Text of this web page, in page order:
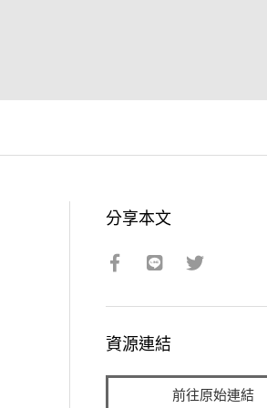
分享本文
資源連結
前往原始連結